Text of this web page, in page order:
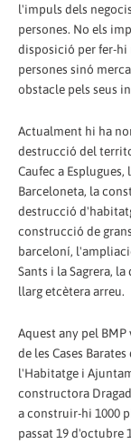
l'impuls dels
persones. No els
disposició per fer-hi
persones sinó
obstacle pels seus
Actualment hi ha
destrucció del
Caufec a
Barceloneta, la
destrucció
construcció de
barceloní,
Sants i la Sagrera,
llarg etcètera arreu.
Aquest any pel
de les Cases
l'Habitatge i
constructora
a construir-hi 1000
passat 19 d'octubre